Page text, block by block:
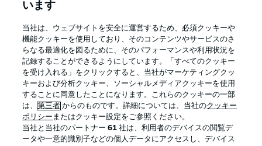
Official Partners
います
当社は、ウェブサイトを安全に運営するため、必須クッキーや
機能クッキーを使用しており、そのコンテンツやサービスのさ
らなる最適化を図るために、そのパフォーマンスや利用状況を
記録することができるようにしています。「すべてのクッキー
を受け入れる」をクリックすると、当社がマーケティングクッ
キーおよび分析クッキー、ソーシャルメディアクッキーを使用
することに同意したことになります。これらのクッキーの一部
は、第三者 からのものです。詳細については、当社のクッキー
ポリシー またはクッキー設定をご参照ください。
当社と当社のパートナー61 社は、利用者のデバイスの閲覧デ
ータや一意的識別子などの個人データにアクセスし、デバイス